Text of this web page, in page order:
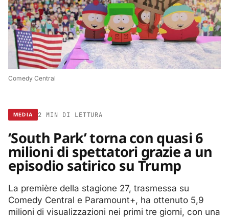
Comedy Central
MEDIA 2 MIN DI LETTURA
‘South Park’ torna con quasi 6
milioni di spettatori grazie a un
episodio satirico su Trump
La première della stagione 27, trasmessa su
Comedy Central e Paramount+, ha ottenuto 5,9
milioni di visualizzazioni nei primi tre giorni, con una